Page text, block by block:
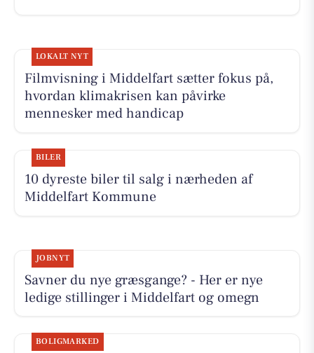
LOKALT NYT
Filmvisning i Middelfart sætter fokus på,
hvordan klimakrisen kan påvirke
mennesker med handicap
BILER
10 dyreste biler til salg i nærheden af
Middelfart Kommune
JOBNYT
Savner du nye græsgange? - Her er nye
ledige stillinger i Middelfart og omegn
BOLIGMARKED